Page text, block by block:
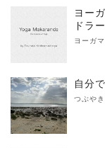
ヨー
ドラー
ヨーガ
自分
つぶや